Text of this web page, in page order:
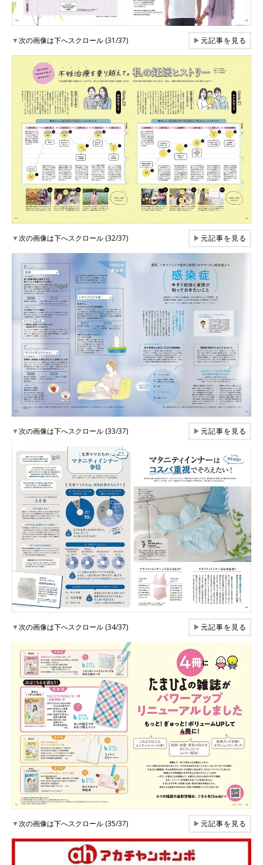
▼次の画像は下へスクロール (31/37) ▶元記事を見る
▼次の画像は下へスクロール (32/37) ▶元記事を見る
▼次の画像は下へスクロール (33/37) ▶元記事を見る
▼次の画像は下へスクロール (34/37) ▶元記事を見る
▼次の画像は下へスクロール (35/37) ▶元記事を見る